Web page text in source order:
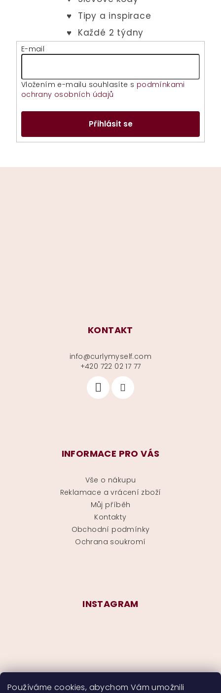
Používáme cookies, abychom Vám umožnili
E-mail
Vložením e-mailu souhlasíte s podmínkami
ochrany osobních údajů
Přihlásit se
KONTAKT
info@curlymyself.com
+420 722 02 17 77
INFORMACE PRO VÁS
Vše o nákupu
Reklamace a vrácení zboží
Můj příběh
Kontakty
Obchodní podmínky
Ochrana soukromí
INSTAGRAM